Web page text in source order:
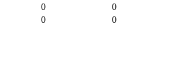
0
0
0 0